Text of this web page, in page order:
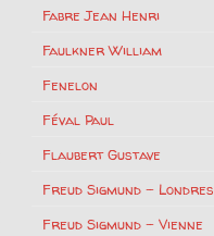
Fabre Jean Henri
Faulkner William
Fenelon
Féval Paul
Flaubert Gustave
Freud Sigmund – Londres
Freud Sigmund – Vienne